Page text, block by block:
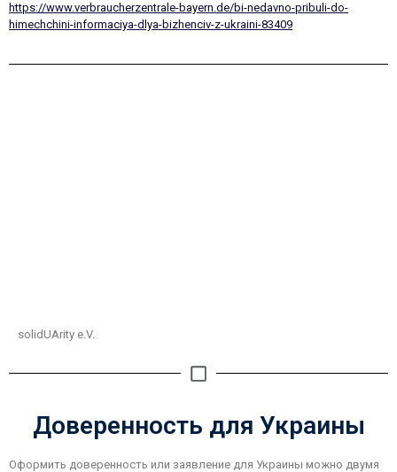
https://www.verbraucherzentrale-bayern.de/bi-nedavno-pribuli-do-
himechchini-informaciya-dlya-bizhenciv-z-ukraini-83409
solidUArity e.V.
Доверенность для Украины
Оформить доверенность или заявление для Украины можно двумя